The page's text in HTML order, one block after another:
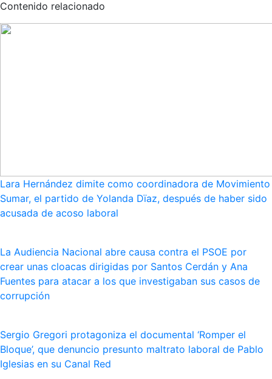
Contenido relacionado
Lara Hernández dimite como coordinadora de Movimiento
Sumar, el partido de Yolanda Dïaz, después de haber sido
acusada de acoso laboral
La Audiencia Nacional abre causa contra el PSOE por
crear unas cloacas dirigidas por Santos Cerdán y Ana
Fuentes para atacar a los que investigaban sus casos de
corrupción
Sergio Gregori protagoniza el documental ‘Romper el
Bloque’, que denuncio presunto maltrato laboral de Pablo
Iglesias en su Canal Red